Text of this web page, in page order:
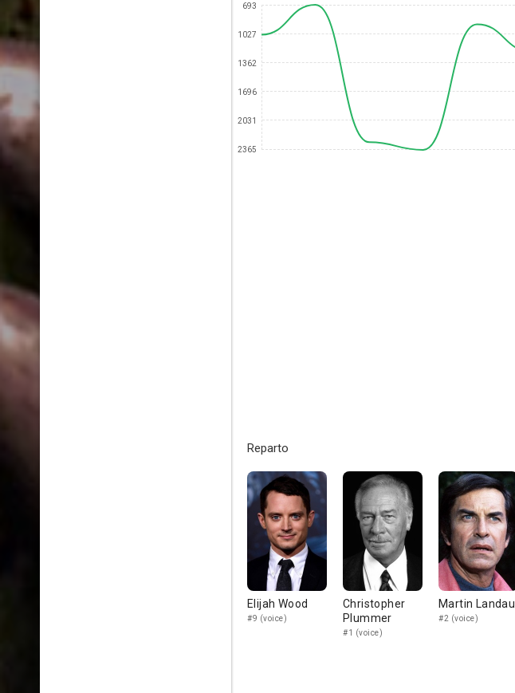
693
1027
1362
1696
2031
2365
Reparto
Elijah Wood
#9 (voice)
Christopher
Plummer
#1 (voice)
Martin Landau
#2 (voice)